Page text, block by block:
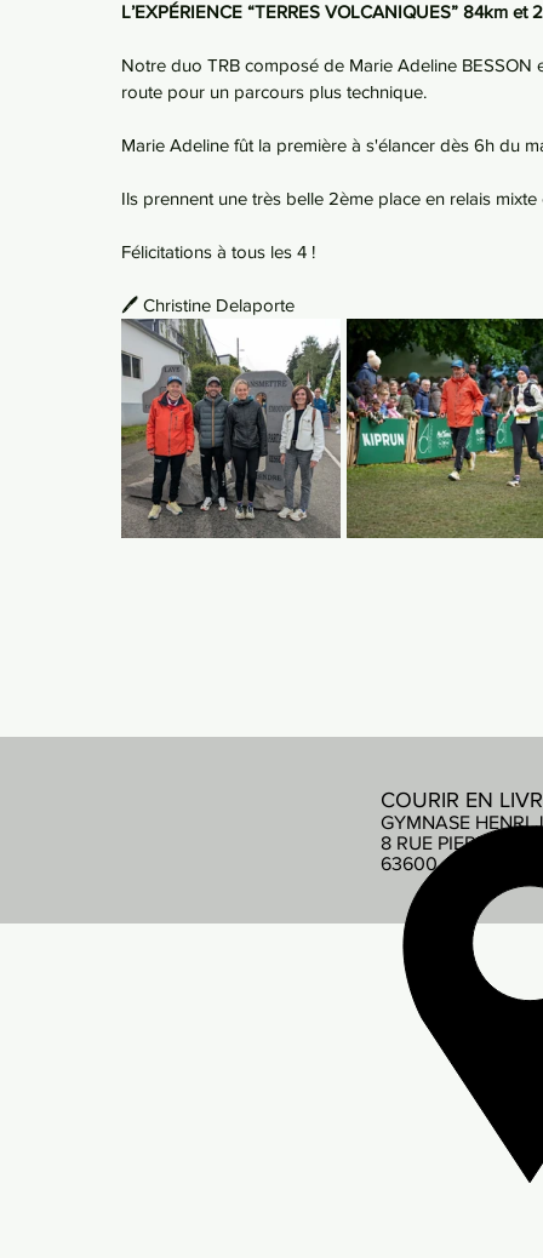
L’EXPÉRIENCE “TERRES VOLCANIQUES” 84km et
Notre duo TRB composé de Marie Adeline
route pour un parcours plus technique.
Marie Adeline fût la première à s'élancer dès 6h du
Ils prennent une très belle 2ème place en relais mixte
Félicitations à tous les 4 !
🖊️ Christine Delaporte
COURIR EN
GYMNASE HENRI
8 RUE PIERRE DE
63600 AMBERT